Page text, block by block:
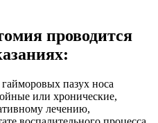
проводится
пазух носа
или хронические,
лечению,